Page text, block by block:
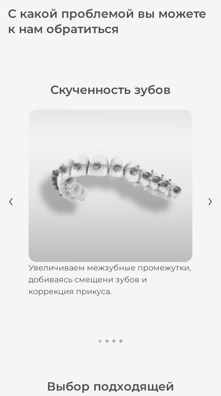
С какой проблемой вы можете
к нам обратиться
Скученность зубов
Увеличиваем межзубные промежутки,
добиваясь смещени зубов и
коррекция прикуса.
Выбор подходящей